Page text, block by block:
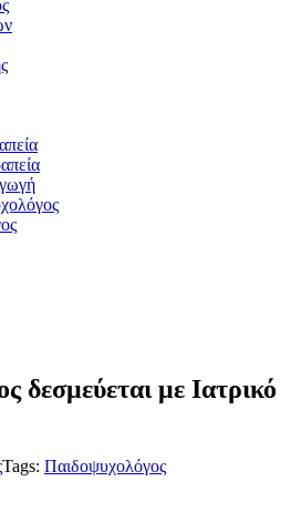
δεσμεύεται με Ιατρικό
Tags: Παιδοψυχολόγος